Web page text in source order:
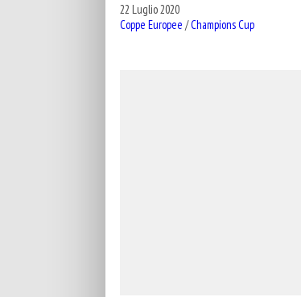
22 Luglio 2020
Coppe Europee /Champions Cup